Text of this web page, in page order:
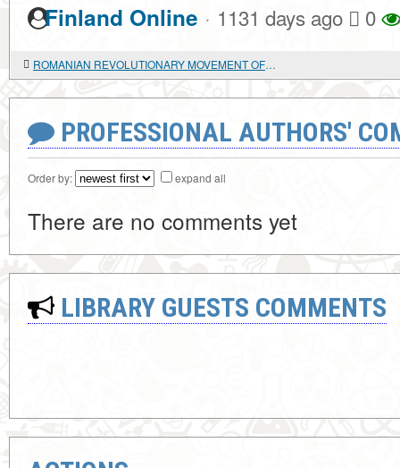
Finland Online · 1131 days ago 0
ROMANIAN REVOLUTIONARY MOVEMENT OF THE POST-OCTOBER PERIOD
PROFESSIONAL AUTHORS'
Order by: expand all
There are no comments yet
LIBRARY GUESTS COMMENTS